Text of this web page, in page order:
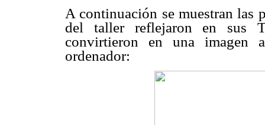
A continuación se muestran las
del taller reflejaron en sus
convirtieron en una imagen
ordenador: